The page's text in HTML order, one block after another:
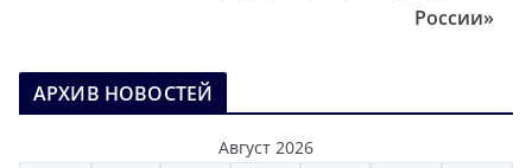
России»
АРХИВ НОВОСТЕЙ
Август 2026